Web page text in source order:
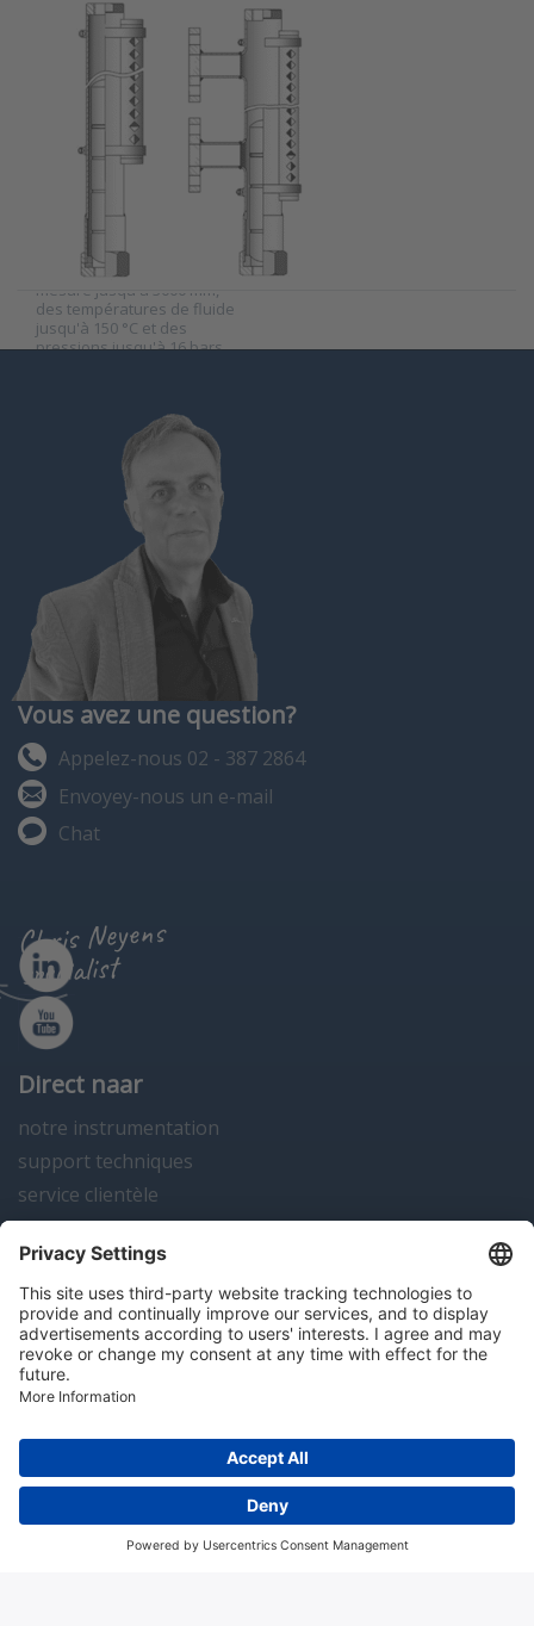
BARKSDALE
Barksdale
indicateur de
niveau série
BNA-S21-S22
L'indicateur de niveau
bypass mini constitue la
version "light" de la gamme
pour des longueurs de
mesure jusqu'à 3000 mm,
des températures de fluide
jusqu'à 150 °C et des
pressions jusqu'à 16 bars
Vous avez une question?
Appelez-nous 02 - 387 2864
Envoyey-nous un e-mail
Chat
Chris Neyens
specialist
Direct naar
notre instrumentation
support techniques
service clientèle
actualités
contact
Algemene voorwaarden Disclaimer
Colofon
Copyright; 2026 Hitma B.V.. Tous droits réservés.